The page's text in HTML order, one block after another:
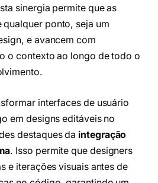
sinergia permite que as
ponto, seja um
e avancem com
o contexto ao longo de todo o
interfaces de usuário
em designs editáveis no
destaques da integração
. Isso permite que designers
e iterações visuais antes de